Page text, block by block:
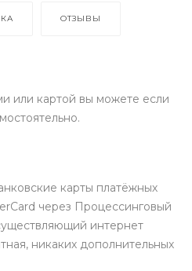
ОТЗЫВЫ
или картой вы можете если
карты платёжных
через Процессинговый
интернет
никаких дополнительных